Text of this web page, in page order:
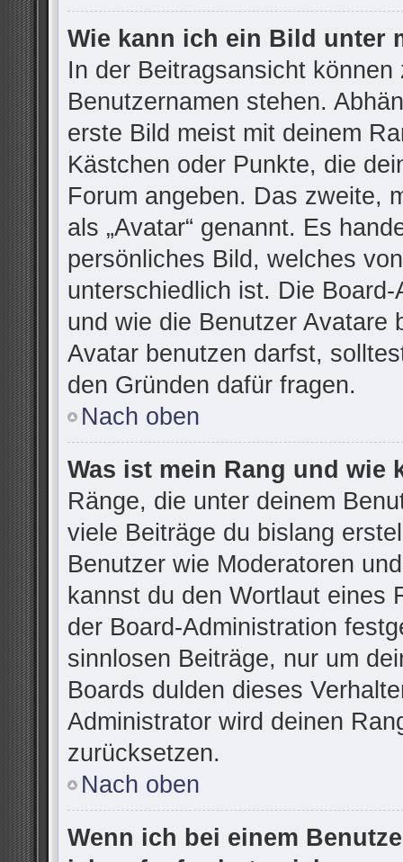
Wie kann ich ein Bild unter
In der Beitragsansicht
Benutzernamen stehen.
erste Bild meist mit deinem
Kästchen oder Punkte, die
Forum angeben. Das zweite,
als „Avatar“ genannt. Es
persönliches Bild, welches
unterschiedlich ist. Die
und wie die Benutzer Avatare
Avatar benutzen darfst,
den Gründen dafür fragen.
Nach oben
Was ist mein Rang und wie
Ränge, die unter deinem
viele Beiträge du bislang
Benutzer wie Moderatoren
kannst du den Wortlaut eines
der Board-Administration
sinnlosen Beiträge, nur um
Boards dulden dieses
Administrator wird deinen
zurücksetzen.
Nach oben
Wenn ich bei einem